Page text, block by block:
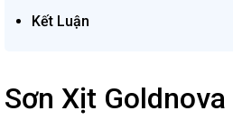
Kết Luận
Sơn Xịt